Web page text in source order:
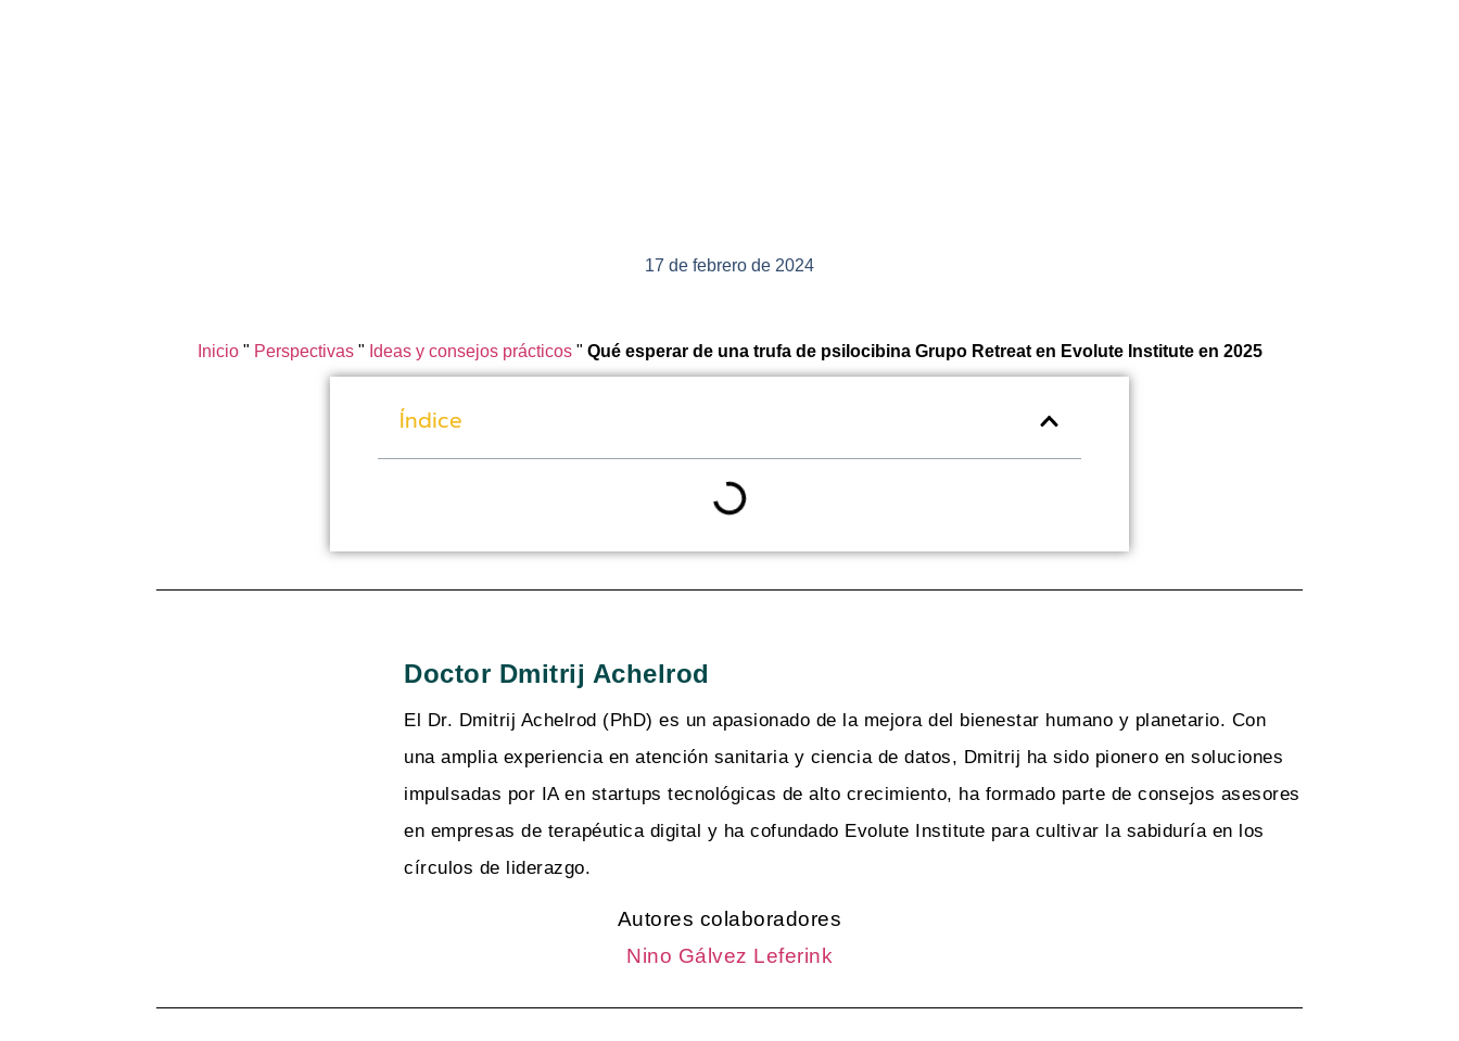
17 de febrero de 2024
Inicio" Perspectivas" Ideas y consejos prácticos" Qué esperar de una trufa de psilocibina Grupo Retreat en Evolute Institute en 2025
Índice
Doctor Dmitrij Achelrod
El Dr. Dmitrij Achelrod (PhD) es un apasionado de la mejora del bienestar humano y planetario. Con
una amplia experiencia en atención sanitaria y ciencia de datos, Dmitrij ha sido pionero en soluciones
impulsadas por IA en startups tecnológicas de alto crecimiento, ha formado parte de consejos asesores
en empresas de terapéutica digital y ha cofundado Evolute Institute para cultivar la sabiduría en los
círculos de liderazgo.
Autores colaboradores
Nino Gálvez Leferink